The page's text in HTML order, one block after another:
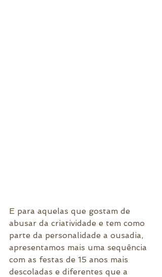
E para aquelas que gostam de
abusar da criatividade e tem como
parte da personalidade a ousadia,
apresentamos mais uma sequência
com as festas de 15 anos mais
descoladas e diferentes que a